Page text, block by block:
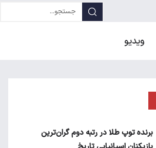
ویدیو
برنده توپ طلا در رتبه دوم گران‌ترین